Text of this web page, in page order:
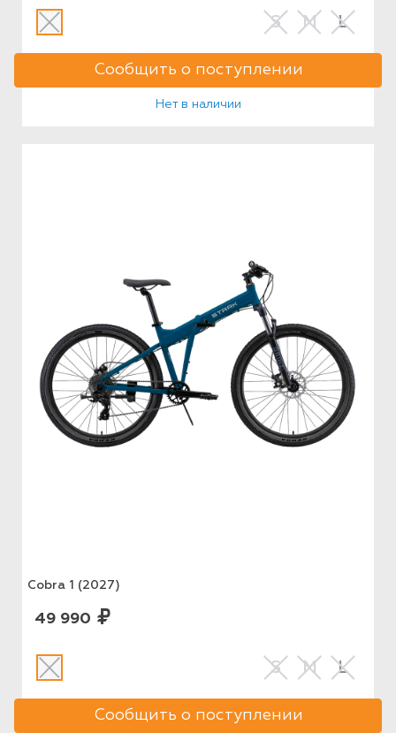
L
M
S
Сообщить о поступлении
Нет в наличии
Cobra 1 (2027)
49 990
L
M
S
Сообщить о поступлении